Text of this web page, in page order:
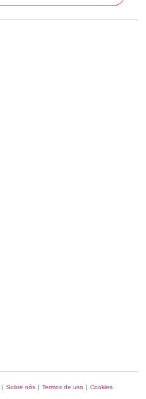
| Sobre nós | Termos de uso | Cookies